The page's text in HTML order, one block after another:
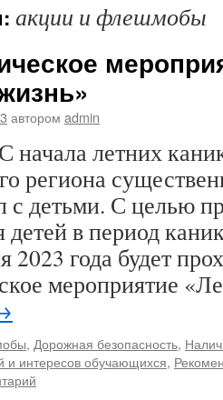
акции и флешмобы
автором admin
летних
региона
с детьми. С целью
детей в период
2023 года будет
мероприятие
, Дорожная безопасность,
и интересов обучающихся,